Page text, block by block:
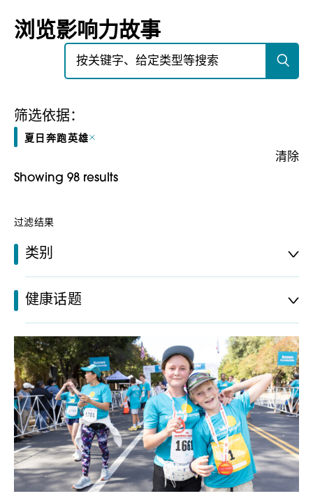
浏览影响力故事
搜索：
筛选依据：
夏日奔跑英雄
清除
Showing 98 results
过滤结果
类别
健康话题